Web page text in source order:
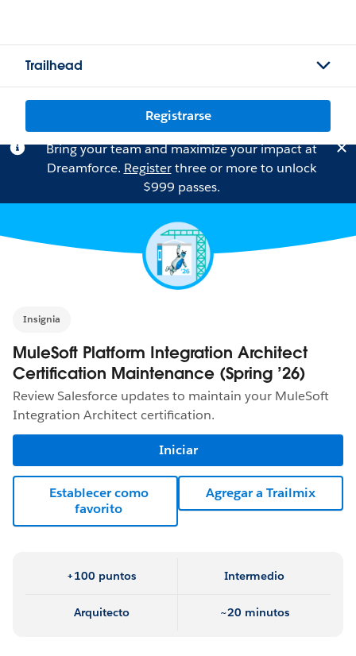
Trailhead
Registrarse
Bring your team and maximize your impact at
Dreamforce. Registerthree or more to unlock
$999 passes.
Insignia
MuleSoft Platform Integration Architect
Certification Maintenance (Spring ’26)
Review Salesforce updates to maintain your MuleSoft
Integration Architect certification.
Iniciar
Establecer como
favorito
Agregar a Trailmix
+100 puntos Intermedio
Arquitecto ~20 minutos